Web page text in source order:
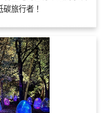
旅行者！